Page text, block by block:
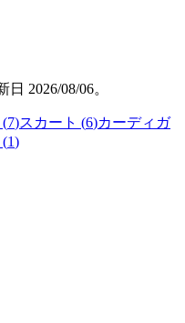
日 2026/08/06。
(7)スカート (6)カーディガ
(1)